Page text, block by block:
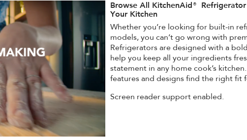
Browse All KitchenAid®
Your Kitchen
Whether you’re looking for built-in
models, you can’t go wrong with
Refrigerators are designed with a
help you keep all your ingredients
statement in any home cook’s
features and designs find the right fit
Screen reader support enabled.